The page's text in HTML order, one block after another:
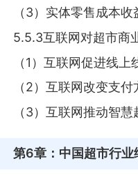
（3）实体零售成本
5.5.3互联网对超市商
（1）互联网促进线上
（2）互联网改变支付
（3）互联网推动智
第6章 ：中国超市行